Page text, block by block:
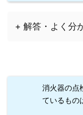
+ 解答・よく分
消火器の点
ているもの